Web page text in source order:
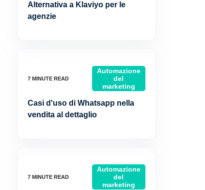
Alternativa a Klaviyo per le
agenzie
Automazione
del
marketing
Casi d'uso di Whatsapp nella
vendita al dettaglio
Automazione
del
marketing